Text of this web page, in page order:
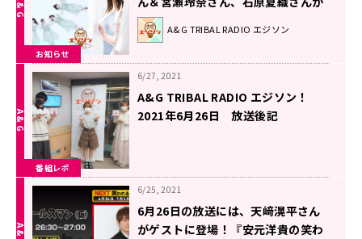
お知らせ
登場！岡本信彦さんの新番組も開
始！
A&G TRIBAL RADIO エジソン
番組レポ
6/27, 2021
A&G TRIBAL RADIO エジソン！
2021年6月26日 放送後記
6/25, 2021
6月26日の放送には、天﨑滉平さん
がゲストに登場！『安元洋貴の笑わ